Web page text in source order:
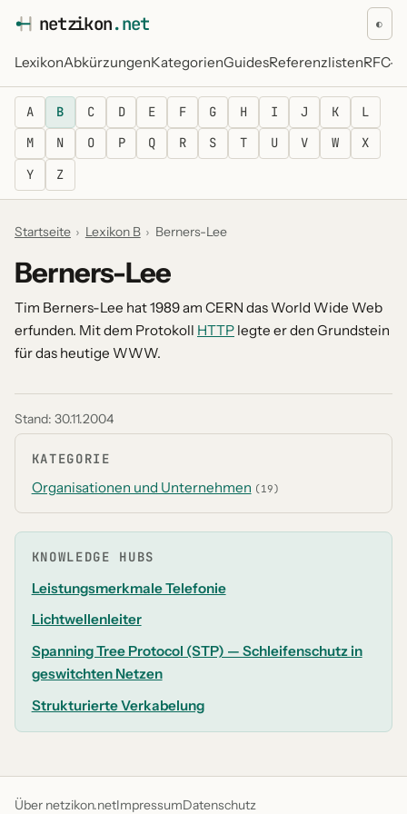
netzikon.net
LexikonAbkürzungenKategorienGuidesReferenzlistenRFC-
◐
A B C D E F G H I J K
L
M
N O P Q R S T U V W
X
Y
Z
Startseite › Lexikon B › Berners-Lee
Berners-Lee
Tim Berners-Lee hat 1989 am CERN das World Wide Web
erfunden. Mit dem Protokoll HTTP legte er den Grundstein
für das heutige WWW.
Stand: 30.11.2004
KATEGORIE
Organisationen und Unternehmen (19)
KNOWLEDGE HUBS
Leistungsmerkmale Telefonie
Lichtwellenleiter
Spanning Tree Protocol (STP) — Schleifenschutz in
geswitchten Netzen
Strukturierte Verkabelung
Über netzikon.netImpressumDatenschutz